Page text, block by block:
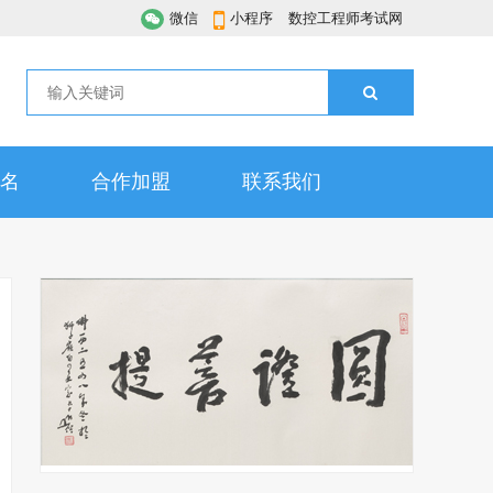
微信 小程序 数控工程师考试网
合作加盟 联系我们